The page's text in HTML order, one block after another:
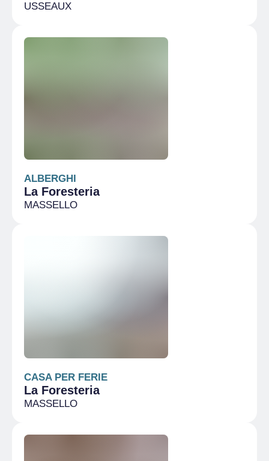
USSEAUX
ALBERGHI
La Foresteria
MASSELLO
CASA PER FERIE
La Foresteria
MASSELLO